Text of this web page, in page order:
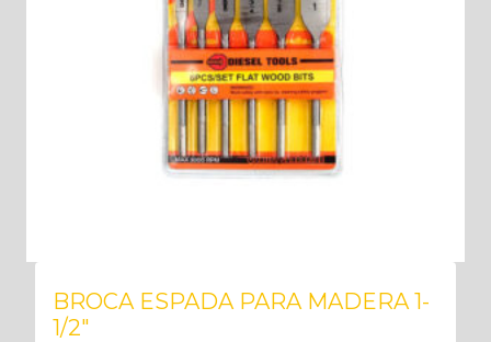
BROCA ESPADA PARA MADERA 1-
1/2″